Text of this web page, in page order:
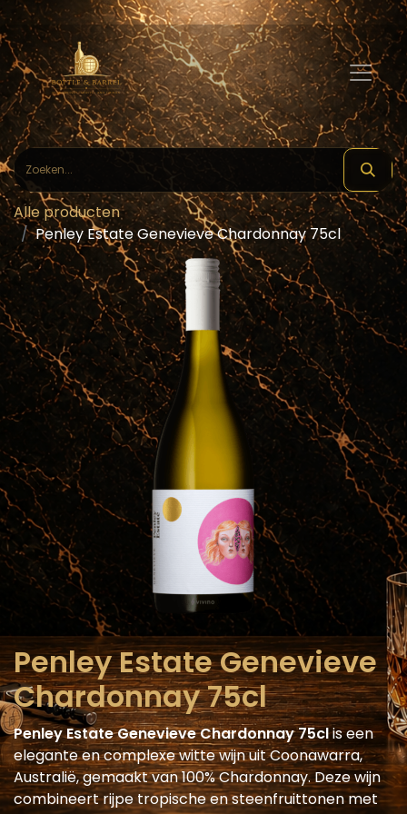
Alle producten
Penley Estate Genevieve Chardonnay 75cl
Penley Estate Genevieve
Chardonnay 75cl
Penley Estate Genevieve Chardonnay 75clis een
elegante en complexe witte wijn uit Coonawarra,
Australië, gemaakt van 100% Chardonnay. Deze wijn
combineert rijpe tropische en steenfruittonen met